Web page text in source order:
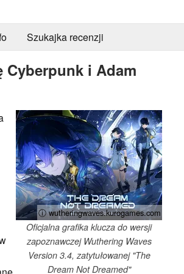
Szukajka recenzji
Cyberpunk i Adam
ⓘ wutheringwaves.kurogames.com
Oficjalna grafika klucza do wersji
zapoznawczej Wuthering Waves
Version 3.4, zatytułowanej "The
Dream Not Dreamed"